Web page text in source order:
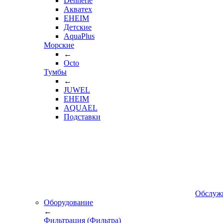
Акватех
EHEIM
Детские
AquaPlus
Морские
←
Octo
Тумбы
←
JUWEL
EHEIM
AQUAEL
Подставки
Оборудование
←
Фильтрация (Фильтра)